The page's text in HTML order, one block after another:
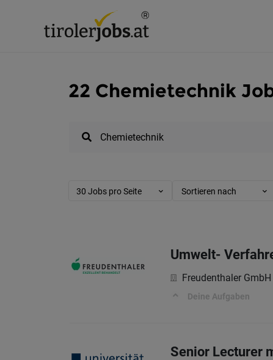
22 Chemietechnik
30 Jobs pro Seite Sortieren nach
Umwelt-
Freudenthaler GmbH
Deine Aufgaben
Senior Lecturer